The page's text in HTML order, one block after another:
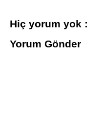
Hiç yorum yok :
Yorum Gönder